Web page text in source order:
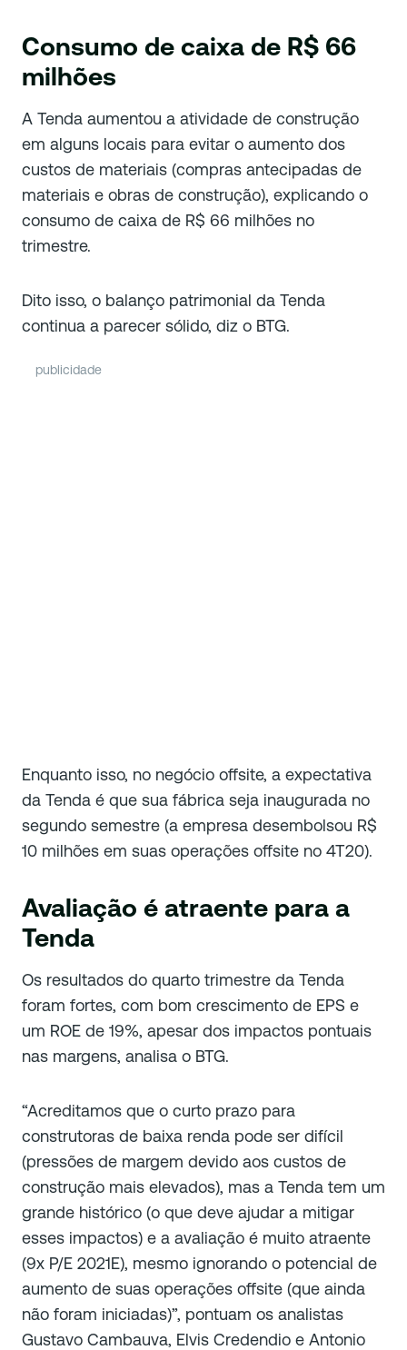
Consumo de caixa de R$ 66
milhões
A Tenda aumentou a atividade de construção
em alguns locais para evitar o aumento dos
custos de materiais (compras antecipadas de
materiais e obras de construção), explicando o
consumo de caixa de R$ 66 milhões no
trimestre.
Dito isso, o balanço patrimonial da Tenda
continua a parecer sólido, diz o BTG.
publicidade
Enquanto isso, no negócio offsite, a expectativa
da Tenda é que sua fábrica seja inaugurada no
segundo semestre (a empresa desembolsou R$
10 milhões em suas operações offsite no 4T20).
Avaliação é atraente para a
Tenda
Os resultados do quarto trimestre da Tenda
foram fortes, com bom crescimento de EPS e
um ROE de 19%, apesar dos impactos pontuais
nas margens, analisa o BTG.
“Acreditamos que o curto prazo para
construtoras de baixa renda pode ser difícil
(pressões de margem devido aos custos de
construção mais elevados), mas a Tenda tem um
grande histórico (o que deve ajudar a mitigar
esses impactos) e a avaliação é muito atraente
(9x P/E 2021E), mesmo ignorando o potencial de
aumento de suas operações offsite (que ainda
não foram iniciadas)”, pontuam os analistas
Gustavo Cambauva, Elvis Credendio e Antonio